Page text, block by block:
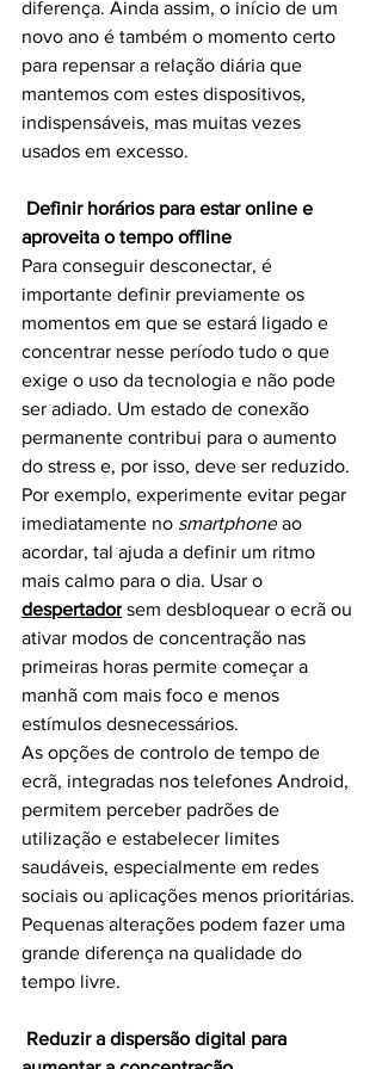
diferença. Ainda assim, o início de um
novo ano é também o momento certo
para repensar a relação diária que
mantemos com estes dispositivos,
indispensáveis, mas muitas vezes
usados em excesso.
Definir horários para estar online e
aproveita o tempo offline
Para conseguir desconectar, é
importante definir previamente os
momentos em que se estará ligado e
concentrar nesse período tudo o que
exige o uso da tecnologia e não pode
ser adiado. Um estado de conexão
permanente contribui para o aumento
do stress e, por isso, deve ser reduzido.
Por exemplo, experimente evitar pegar
imediatamente no smartphone ao
acordar, tal ajuda a definir um ritmo
mais calmo para o dia. Usar o
despertador sem desbloquear o ecrã ou
ativar modos de concentração nas
primeiras horas permite começar a
manhã com mais foco e menos
estímulos desnecessários.
As opções de controlo de tempo de
ecrã, integradas nos telefones Android,
permitem perceber padrões de
utilização e estabelecer limites
saudáveis, especialmente em redes
sociais ou aplicações menos prioritárias.
Pequenas alterações podem fazer uma
grande diferença na qualidade do
tempo livre.
Reduzir a dispersão digital para